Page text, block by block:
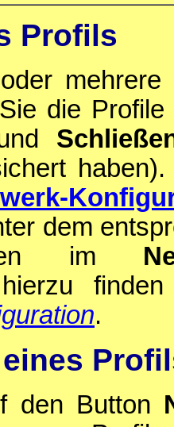
Profils
die
dem
im
hierzu
.
den Button